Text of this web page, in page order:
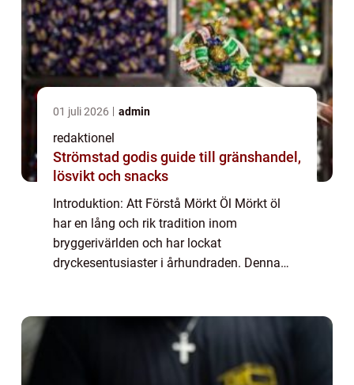
01 juli 2026 admin
redaktionel
Strömstad godis guide till gränshandel,
lösvikt och snacks
Introduktion: Att Förstå Mörkt Öl Mörkt öl
har en lång och rik tradition inom
bryggerivärlden och har lockat
dryckesentusiaster i århundraden. Denna
smakprofil och en fyllig...